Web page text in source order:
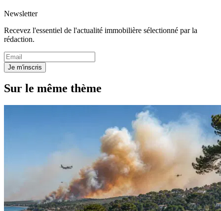
Newsletter
Recevez l'essentiel de l'actualité immobilière sélectionné par la
rédaction.
Je m'inscris
Sur le même thème